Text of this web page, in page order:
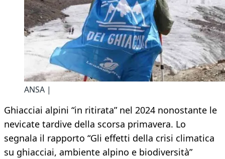
ANSA |
Ghiacciai alpini “in ritirata” nel 2024 nonostante le
nevicate tardive della scorsa primavera. Lo
segnala il rapporto “Gli effetti della crisi climatica
su ghiacciai, ambiente alpino e biodiversità”